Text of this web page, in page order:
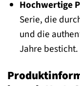
Hochwertige
Serie, die
und die
Jahre besticht.